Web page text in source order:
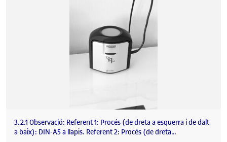
3.2.1 Observació: Referent 1: Procés (de dreta a esquerra i de dalt
a baix): DIN-A5 a llapis. Referent 2: Procés (de dreta…